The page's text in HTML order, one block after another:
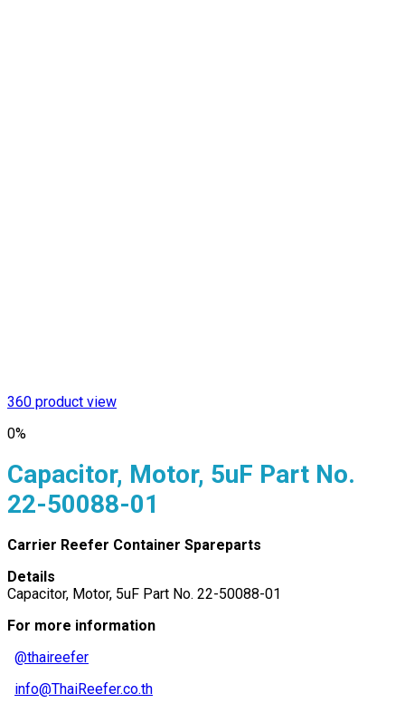
360 product view
0%
Capacitor, Motor, 5uF Part No.
22-50088-01
Carrier Reefer Container Spareparts
Details
Capacitor, Motor, 5uF Part No. 22-50088-01
For more information
@thaireefer
info@ThaiReefer.co.th